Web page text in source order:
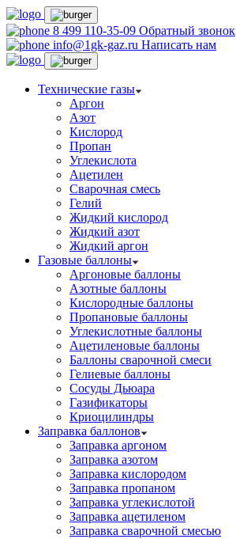
8 499 110-35-09 Обратный звонок
info@1gk-gaz.ru Написать нам
Технические газы
Аргон
Азот
Кислород
Пропан
Углекислота
Ацетилен
Сварочная смесь
Гелий
Жидкий кислород
Жидкий азот
Жидкий аргон
Газовые баллоны
Аргоновые баллоны
Азотные баллоны
Кислородные баллоны
Пропановые баллоны
Углекислотные баллоны
Ацетиленовые баллоны
Баллоны сварочной смеси
Гелиевые баллоны
Сосуды Дьюара
Газификаторы
Криоцилиндры
Заправка баллонов
Заправка аргоном
Заправка азотом
Заправка кислородом
Заправка пропаном
Заправка углекислотой
Заправка ацетиленом
Заправка сварочной смесью